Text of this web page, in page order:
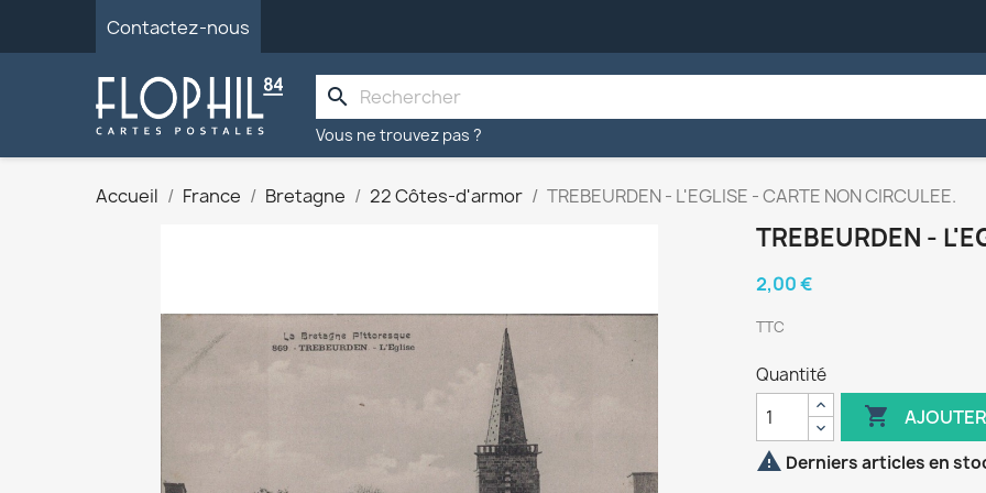
Contactez-nous
search
Vous ne trouvez pas ?
Accueil France Bretagne 22 Côtes-d'armor TREBEURDEN - L'EGLISE - CARTE NON CIRCULEE.
TREBEURDEN -
2,00 €
TTC
Quantité

 Derniers articles en